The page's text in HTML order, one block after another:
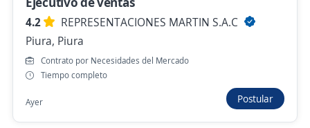
Anterior Siguiente
Nuevas ofertas de empleo
Empleos similares
4.2
REPRESENTACIONES MARTIN S.A.C
Piura, Piura
Contrato por Necesidades del Mercado
Tiempo completo
Ayer Postular